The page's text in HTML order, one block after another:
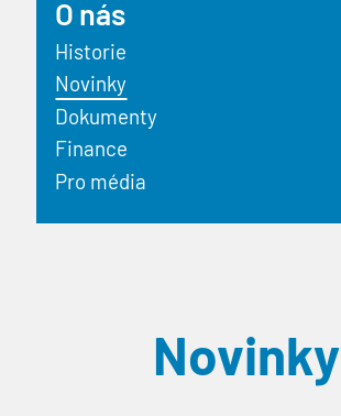
O nás
Historie
Novinky
Dokumenty
Finance
Pro média
Novinky